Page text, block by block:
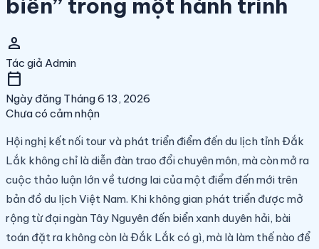
biển” trong một hành trình
person
Tác giả Admin
calendar_today
Ngày đăng Tháng 6 13, 2026
Chưa có cảm nhận
Hội nghị kết nối tour và phát triển điểm đến du lịch tỉnh Đắk
Lắk không chỉ là diễn đàn trao đổi chuyên môn, mà còn mở ra
cuộc thảo luận lớn về tương lai của một điểm đến mới trên
bản đồ du lịch Việt Nam. Khi không gian phát triển được mở
rộng từ đại ngàn Tây Nguyên đến biển xanh duyên hải, bài
toán đặt ra không còn là Đắk Lắk có gì, mà là làm thế nào để